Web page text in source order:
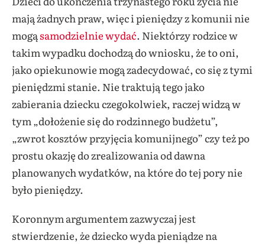
mają żadnych praw, więc i pieniędzy z komunii nie
mogąsamodzielnie wydać. Niektórzy rodzice w
takim wypadku dochodzą do wniosku, że to oni,
jako opiekunowie mogą zadecydować, co się z tymi
pieniędzmi stanie. Nie traktują tego jako
zabierania dziecku czegokolwiek, raczej widzą w
tym „dołożenie się do rodzinnego budżetu”,
„zwrot kosztów przyjęcia komunijnego” czy też po
prostu okazję do zrealizowania od dawna
planowanych wydatków, na które do tej pory nie
było pieniędzy.
Koronnym argumentem zazwyczaj jest
stwierdzenie, że dziecko wyda pieniądze na